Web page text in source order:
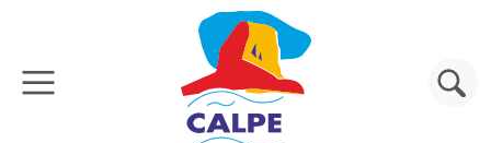
Pasar al contenido principal
Buscar